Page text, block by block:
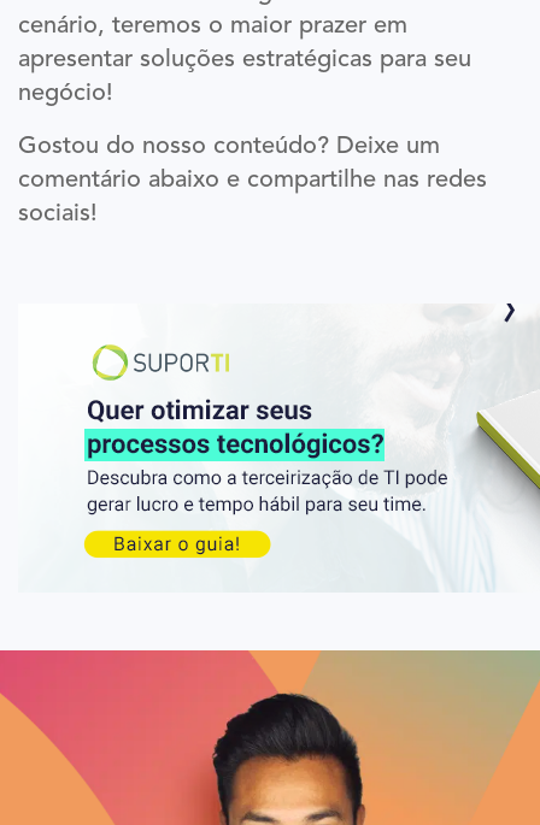
cenário, teremos o maior prazer em
apresentar soluções estratégicas para seu
negócio!
Gostou do nosso conteúdo? Deixe um
comentário abaixo e compartilhe nas redes
sociais!